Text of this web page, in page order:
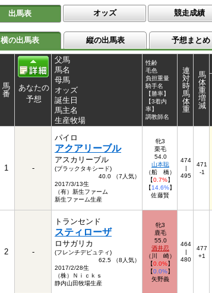
出馬表 オッズ 競走成績
横の出馬表 縦の出馬表 予想まとめ
馬
番
あなたの
予想
父馬
馬名
母馬
オッズ
誕生日
馬主名
生産牧場
性齢
毛色
負担重量
騎手名
【勝率】
【3着内
率】
調教師名
連
対
時
馬
体
重
馬
体
重
増
減
1 -
パイロ
アクアリーブル
アスカリーブル
(ブラックタキシード)
40.0 （7人気）
2017/3/13生
（有）新生ファーム
新生ファーム生産
牝3
栗毛
54.0
山本聡
（船 橋）
【0.7%】
【14.6%】
佐藤賢
474
|
495
471
-1
2 -
トランセンド
スティローザ
ロサガリカ
(フレンチデピュティ)
62.5 （8人気）
2017/2/28生
（株）Ｎｉｃｋｓ
静内山田牧場生産
牝3
鹿毛
55.0
酒井忍
（川 崎）
【0.0%】
【0.0%】
矢野義
464
|
480
477
+1